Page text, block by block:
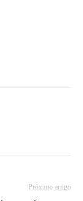
Próximo artigo